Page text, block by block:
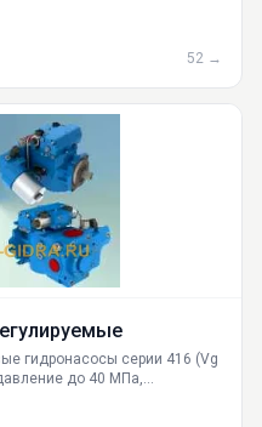
и надежность.
52 →
гидронасосы серии 416 (Vg
до 40 МПа,
принцип работы. Поставки